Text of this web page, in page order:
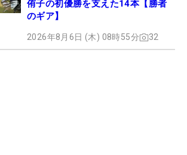
侑子の初優勝を支えた14本【勝者
のギア】
2026年8月6日 (木) 08時55分 32